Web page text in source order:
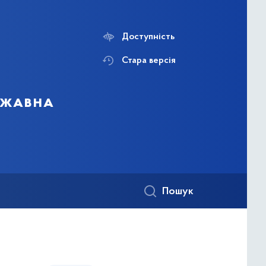
Доступність
Стара версія
Пошук